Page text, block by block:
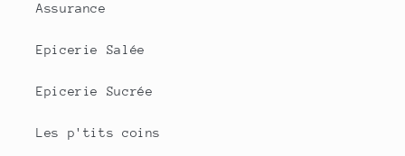
Assurance
Epicerie Salée
Epicerie Sucrée
Les p'tits coins